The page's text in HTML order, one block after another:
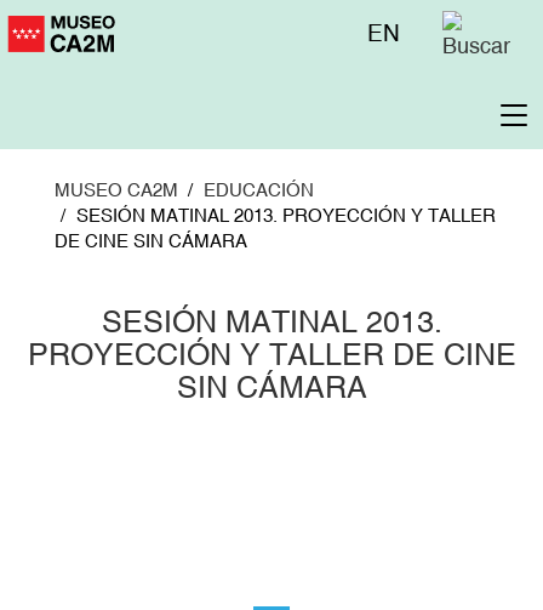
Pasar
Menú
EN
MUSEO CA2M
EDUCACIÓN
SESIÓN MATINAL 2013. PROYECCIÓN Y TALLER
DE CINE SIN CÁMARA
SESIÓN MATINAL 2013.
PROYECCIÓN Y TALLER DE CINE
SIN CÁMARA